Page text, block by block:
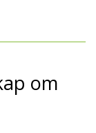
om